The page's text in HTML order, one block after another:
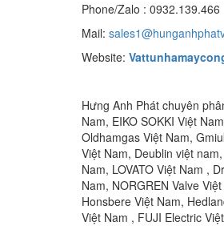
Phone/Zalo : 0932.139.466
Mail:
Website:
Hưng Anh Phát chuyên
Nam, EIKO SOKKI Việt
Oldhamgas Việt Nam,
Việt Nam, Deublin việt
Nam, LOVATO Việt Nam ,
Nam, NORGREN Valve
Honsbere Việt Nam,
Việt Nam , FUJI Electric